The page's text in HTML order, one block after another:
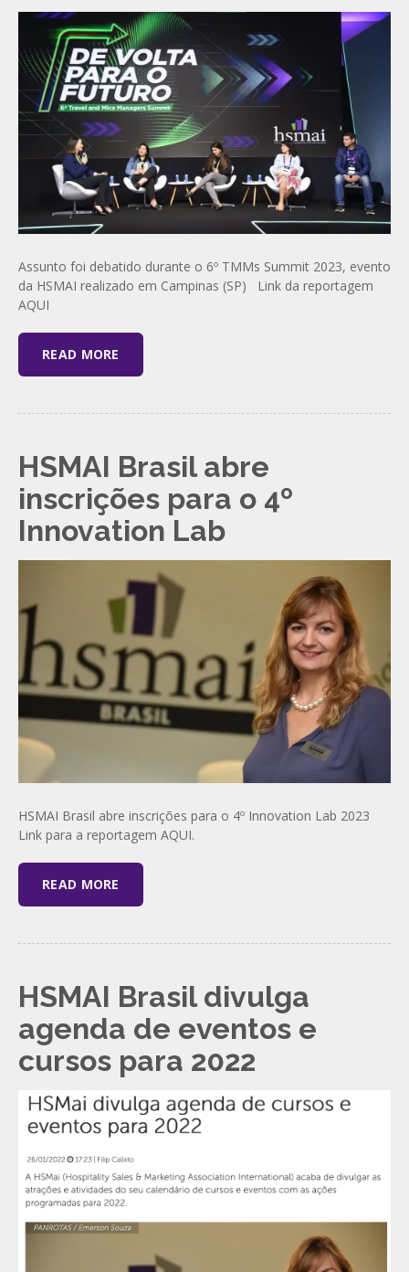
Assunto foi debatido durante o 6º TMMs Summit 2023, evento
da HSMAI realizado em Campinas (SP) Link da reportagem
AQUI
READ MORE
HSMAI Brasil abre
inscrições para o 4º
Innovation Lab
HSMAI Brasil abre inscrições para o 4º Innovation Lab 2023
Link para a reportagem AQUI.
READ MORE
HSMAI Brasil divulga
agenda de eventos e
cursos para 2022